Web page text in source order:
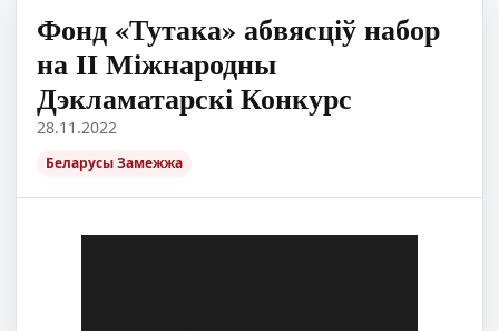
Фонд «Тутака» абвясціў набор
на ІІ Міжнародны
Дэкламатарскі Конкурс
28.11.2022
Беларусы Замежжа